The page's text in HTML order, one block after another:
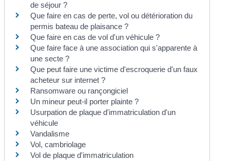
de séjour ?
Que faire en cas de perte, vol ou détérioration du
permis bateau de plaisance ?
Que faire en cas de vol d'un véhicule ?
Que faire face à une association qui s'apparente à
une secte ?
Que peut faire une victime d'escroquerie d'un faux
acheteur sur internet ?
Ransomware ou rançongiciel
Un mineur peut-il porter plainte ?
Usurpation de plaque d'immatriculation d'un
véhicule
Vandalisme
Vol, cambriolage
Vol de plaque d'immatriculation